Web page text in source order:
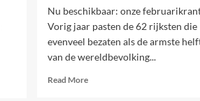
Nu beschikbaar: onze
Vorig jaar pasten de 62 rijksten die
evenveel bezaten als de armste
van de wereldbevolking...
Read MoreRead